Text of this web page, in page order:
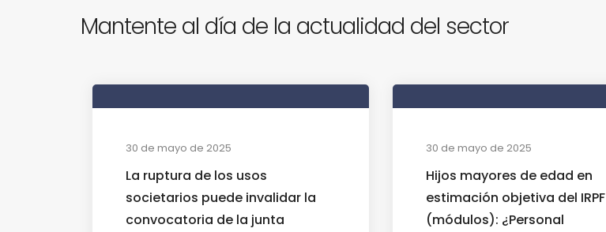
Mantente al día de la actualidad del sector
30 de mayo de 2025
La ruptura de los usos
societarios puede invalidar la
convocatoria de la junta
30 de mayo de 2025
Hijos mayores de edad en
estimación objetiva del IRPF
(módulos): ¿Personal